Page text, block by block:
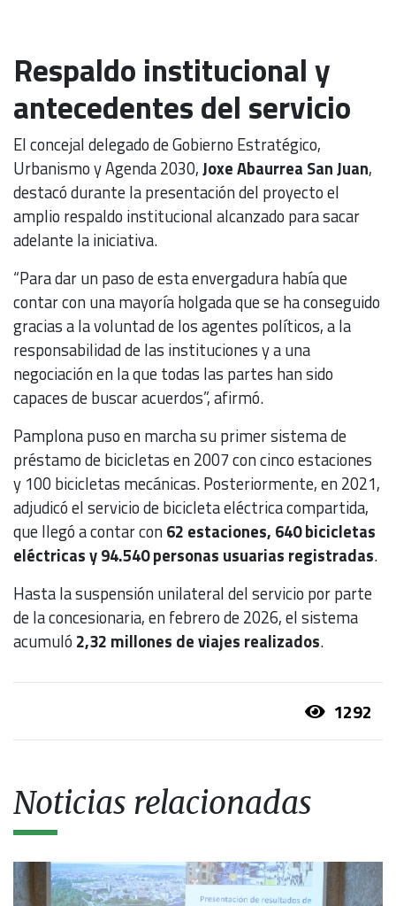
Respaldo institucional y
antecedentes del servicio
El concejal delegado de Gobierno Estratégico,
Urbanismo y Agenda 2030,Joxe Abaurrea San Juan,
destacó durante la presentación del proyecto el
amplio respaldo institucional alcanzado para sacar
adelante la iniciativa.
“Para dar un paso de esta envergadura había que
contar con una mayoría holgada que se ha conseguido
gracias a la voluntad de los agentes políticos, a la
responsabilidad de las instituciones y a una
negociación en la que todas las partes han sido
capaces de buscar acuerdos”, afirmó.
Pamplona puso en marcha su primer sistema de
préstamo de bicicletas en 2007 con cinco estaciones
y 100 bicicletas mecánicas. Posteriormente, en 2021,
adjudicó el servicio de bicicleta eléctrica compartida,
que llegó a contar con62 estaciones, 640 bicicletas
eléctricas y 94.540 personas usuarias registradas.
Hasta la suspensión unilateral del servicio por parte
de la concesionaria, en febrero de 2026, el sistema
acumuló 2,32 millones de viajes realizados.
1292
Noticias relacionadas